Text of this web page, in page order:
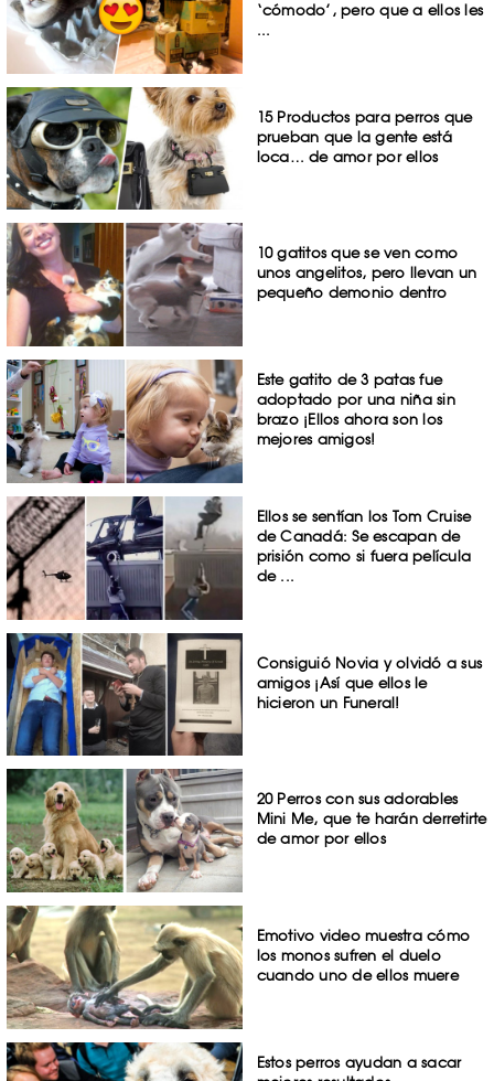
‘cómodo’, pero que a ellos les
...
15 Productos para perros que
prueban que la gente está
loca… de amor por ellos
10 gatitos que se ven como
unos angelitos, pero llevan un
pequeño demonio dentro
Este gatito de 3 patas fue
adoptado por una niña sin
brazo ¡Ellos ahora son los
mejores amigos!
Ellos se sentían los Tom Cruise
de Canadá: Se escapan de
prisión como si fuera película
de ...
Consiguió Novia y olvidó a sus
amigos ¡Así que ellos le
hicieron un Funeral!
20 Perros con sus adorables
Mini Me, que te harán derretirte
de amor por ellos
Emotivo video muestra cómo
los monos sufren el duelo
cuando uno de ellos muere
Estos perros ayudan a sacar